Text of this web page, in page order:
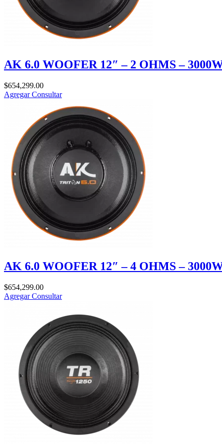
AK 6.0 WOOFER 12″ – 2 OHMS –
$654,299.00
AgregarConsultar
AK 6.0 WOOFER 12″ – 4 OHMS –
$654,299.00
AgregarConsultar